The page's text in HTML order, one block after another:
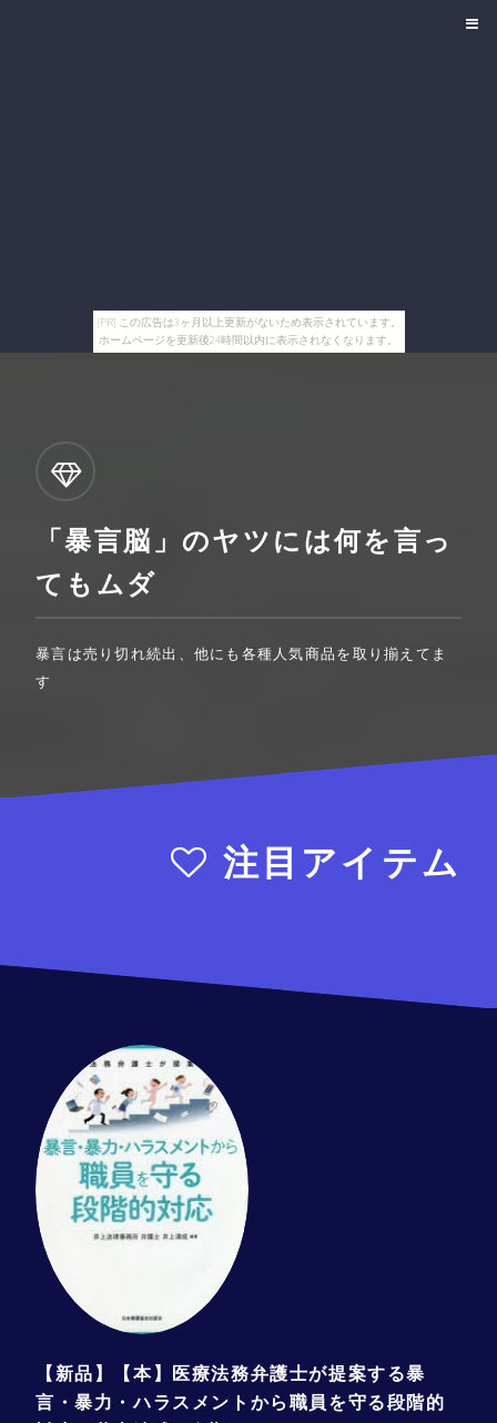
[PR] この広告は3ヶ月以上更新がないため表示されています。
ホームページを更新後24時間以内に表示されなくなります。
「暴言脳」のヤツには何を言っ
てもムダ
暴言は売り切れ続出、他にも各種人気商品を取り揃えてま
す
注目アイテム
【新品】【本】医療法務弁護士が提案する暴
言・暴力・ハラスメントから職員を守る段階的